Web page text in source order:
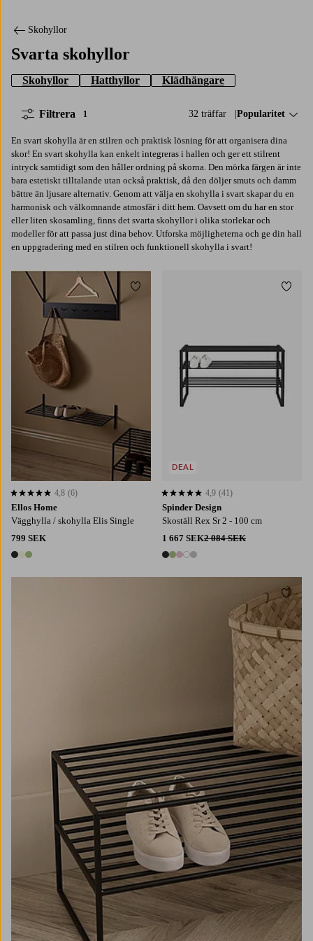
Skohyllor
Svarta skohyllor
Skohyllor Hatthyllor Klädhängare
32 träffar Sortera på:
Popularitet
Filtrera 1
En svart skohylla är en stilren och praktisk lösning för att organisera dina
skor! En svart skohylla kan enkelt integreras i hallen och ger ett stilrent
intryck samtidigt som den håller ordning på skorna. Den mörka färgen är inte
bara estetiskt tilltalande utan också praktisk, då den döljer smuts och damm
bättre än ljusare alternativ. Genom att välja en skohylla i svart skapar du en
harmonisk och välkomnande atmosfär i ditt hem. Oavsett om du har en stor
eller liten skosamling, finns det svarta skohyllor i olika storlekar och
modeller för att passa just dina behov. Utforska möjligheterna och ge din hall
en uppgradering med en stilren och funktionell skohylla i svart!
Ellos Home
Vägghylla / skohylla Elis Single
799 SEK
3 färger
4,8 baserat på 6 st betyg
4,8 (6)
Lägg till i favoriter
Spinder Design
Skoställ Rex Sr 2 - 100 cm
1 667 SEK2 084 SEK
5 färger
4,9 baserat på 41 st betyg
4,9 (41)
DEAL